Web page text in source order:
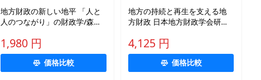
地方財政の新しい地平 「人と
人のつながり」の財政学/森裕
1,980 円
価格比較
地方の持続と再生を支える地
方財政 日本地方財政学会研究
4,125 円
価格比較